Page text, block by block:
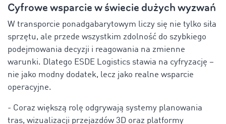
Cyfrowe wsparcie w świecie dużych wyzwań
W transporcie ponadgabarytowym liczy się nie tylko siła
sprzętu, ale przede wszystkim zdolność do szybkiego
podejmowania decyzji i reagowania na zmienne
warunki. Dlatego ESDE Logistics stawia na cyfryzację –
nie jako modny dodatek, lecz jako realne wsparcie
operacyjne.
- Coraz większą rolę odgrywają systemy planowania
tras, wizualizacji przejazdów 3D oraz platformy